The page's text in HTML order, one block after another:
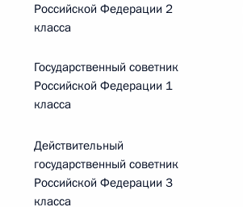
Российской Федерации 2
класса
Государственный советник
Российской Федерации 1
класса
Действительный
государственный советник
Российской Федерации 3
класса